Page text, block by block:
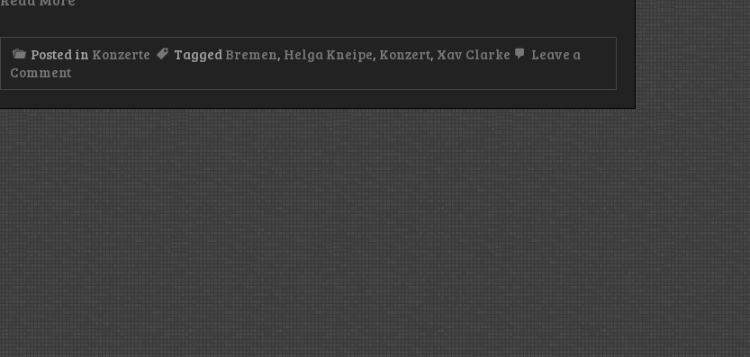
Posted in Konzerte Tagged Bremen, Helga Kneipe, Konzert, Xav Clarke
Leave a
Commenton
Konzert: